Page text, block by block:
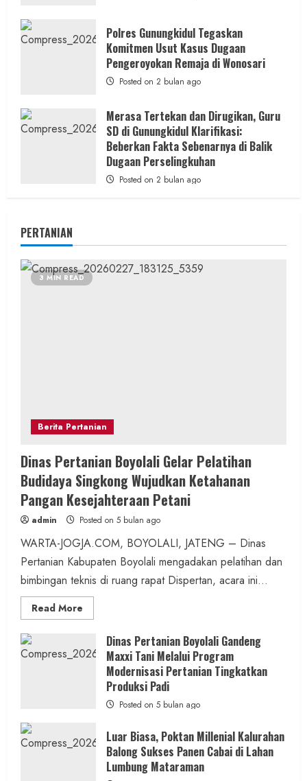
Polres Gunungkidul Tegaskan
Komitmen Usut Kasus Dugaan
Pengeroyokan Remaja di Wonosari
Posted on 2 bulan ago
Merasa Tertekan dan Dirugikan, Guru
SD di Gunungkidul Klarifikasi:
Beberkan Fakta Sebenarnya di Balik
Dugaan Perselingkuhan
Posted on 2 bulan ago
PERTANIAN
3 MIN READ
Berita Pertanian
Dinas Pertanian Boyolali Gelar Pelatihan
Budidaya Singkong Wujudkan Ketahanan
Pangan Kesejahteraan Petani
admin Posted on 5 bulan ago
WARTA-JOGJA.COM, BOYOLALI, JATENG – Dinas
Pertanian Kabupaten Boyolali mengadakan pelatihan dan
bimbingan teknis di ruang rapat Dispertan, acara ini...
Read More
more
Dinas
Pertanian
Boyolali
Gelar
Pelatihan
Budidaya
Singkong
Wujudkan
Ketahanan
Kesejahteraan
Petani
Dinas Pertanian Boyolali Gandeng
Maxxi Tani Melalui Program
Modernisasi Pertanian Tingkatkan
Produksi Padi
Posted on 5 bulan ago
Luar Biasa, Poktan Millenial Kalurahan
Balong Sukses Panen Cabai di Lahan
Lumbung Mataraman